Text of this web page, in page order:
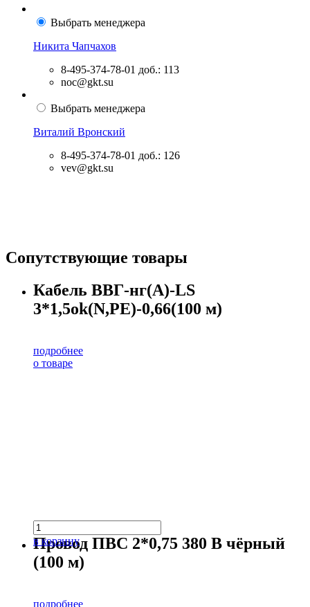
Выбрать менеджера
Никита Чапчахов
8-495-374-78-01 доб.: 113
noc@gkt.su
Выбрать менеджера
Виталий Вронский
8-495-374-78-01 доб.: 126
vev@gkt.su
Сопутствующие товары
Кабель ВВГ-нг(А)-LS
3*1,5ok(N,PE)-0,66(100 м)
подробнее
о товаре
в корзину
Провод ПВС 2*0,75 380 В чёрный
(100 м)
подробнее